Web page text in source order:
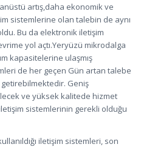
artış,daha ekonomik ve
sistemlerine olan talebin de aynı
Bu da elektronik iletişim
yol açtı.Yeryüzü mikrodalga
kapasitelerine ulaşmış
de her geçen Gün artan talebe
Geniş
ve yüksek kalitede hizmet
sistemlerinin gerekli olduğu
kullanıldığı iletişim sistemleri, son